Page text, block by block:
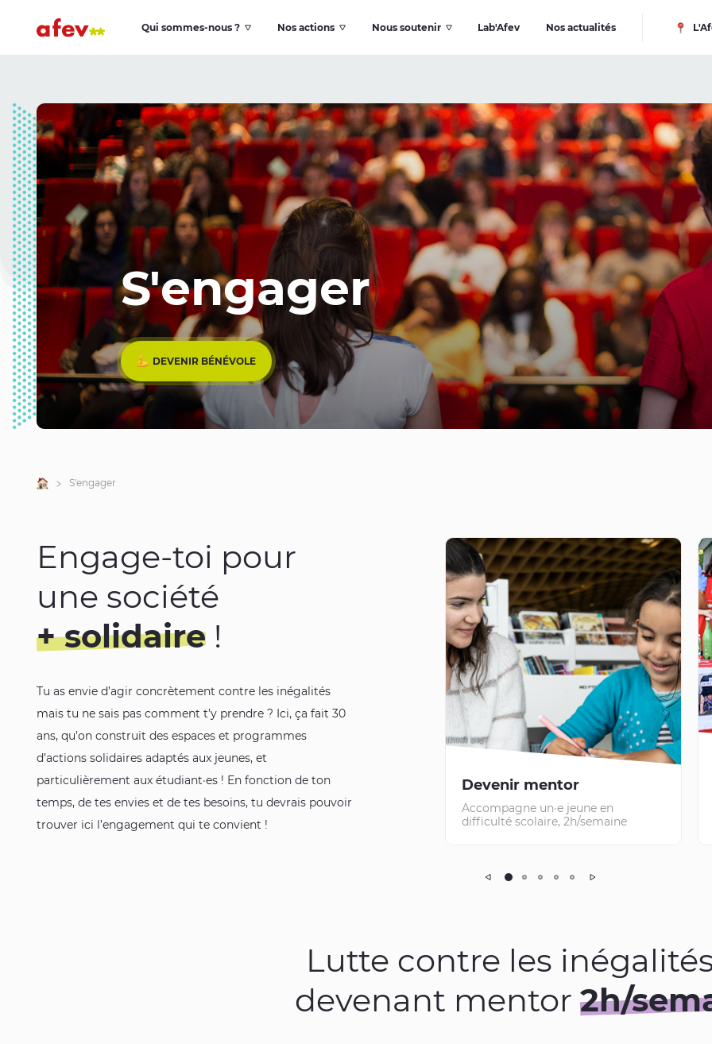
Qui sommes-nous ? Nos actions Nous soutenir Lab'Afev Nos actualités
S'engager
DEVENIR BÉNÉVOLE
Accueil
S'engager
Engage-toi pour
une société
+ solidaire!
Tu as envie d’agir concrètement contre les inégalités
mais tu ne sais pas comment t’y prendre ? Ici, ça fait 30
ans, qu’on construit des espaces et programmes
d’actions solidaires adaptés aux jeunes, et
particulièrement aux étudiant·es ! En fonction de ton
temps, de tes envies et de tes besoins, tu devrais pouvoir
trouver ici l’engagement qui te convient !
Devenir mentor
Accompagne un·e jeune en
difficulté scolaire, 2h/semaine
Lutte contre les
devenant mentor 2h/